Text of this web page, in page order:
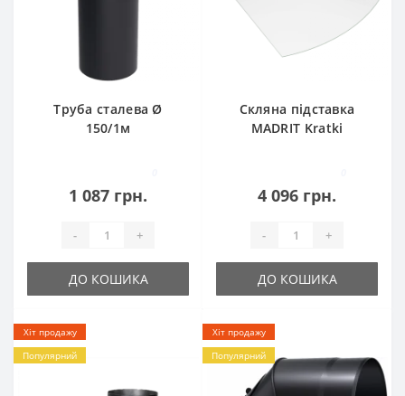
Труба сталева Ø
150/1м
1 087 грн.
- +
ДО КОШИКА
Скляна підставка
MADRIT Kratki
4 096 грн.
- +
ДО КОШИКА
Хіт продажу
Популярний
Хіт продажу
Популярний